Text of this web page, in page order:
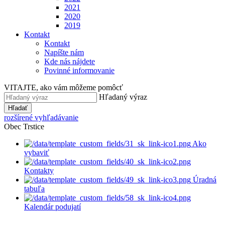
2021
2020
2019
Kontakt
Kontakt
Napíšte nám
Kde nás nájdete
Povinné informovanie
VITAJTE, ako vám môžeme pomôcť
Hľadaný výraz
Hľadať
rozšírené vyhľadávanie
Obec Trstice
Ako
vybaviť
Kontakty
Úradná
tabuľa
Kalendár podujatí